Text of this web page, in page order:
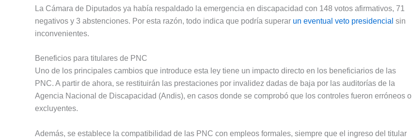
La Cámara de Diputados ya había respaldado la emergencia en discapacidad con 148 votos afirmativos, 71
negativos y 3 abstenciones. Por esta razón, todo indica que podría superar un eventual veto presidencial sin
inconvenientes.
Beneficios para titulares de PNC
Uno de los principales cambios que introduce esta ley tiene un impacto directo en los beneficiarios de las
PNC. A partir de ahora, se restituirán las prestaciones por invalidez dadas de baja por las auditorías de la
Agencia Nacional de Discapacidad (Andis), en casos donde se comprobó que los controles fueron erróneos o
excluyentes.
Además, se establece la compatibilidad de las PNC con empleos formales, siempre que el ingreso del titular